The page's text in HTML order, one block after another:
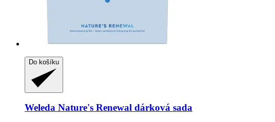
Do košíku
Weleda Nature's Renewal dárková sada